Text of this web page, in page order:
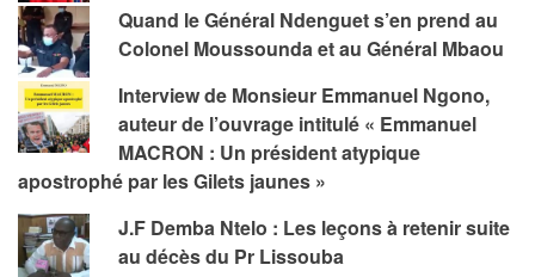
Quand le Général Ndenguet s’en prend au
Colonel Moussounda et au Général Mbaou
Interview de Monsieur Emmanuel Ngono,
auteur de l’ouvrage intitulé « Emmanuel
MACRON : Un président atypique
apostrophé par les Gilets jaunes »
J.F Demba Ntelo : Les leçons à retenir suite
au décès du Pr Lissouba